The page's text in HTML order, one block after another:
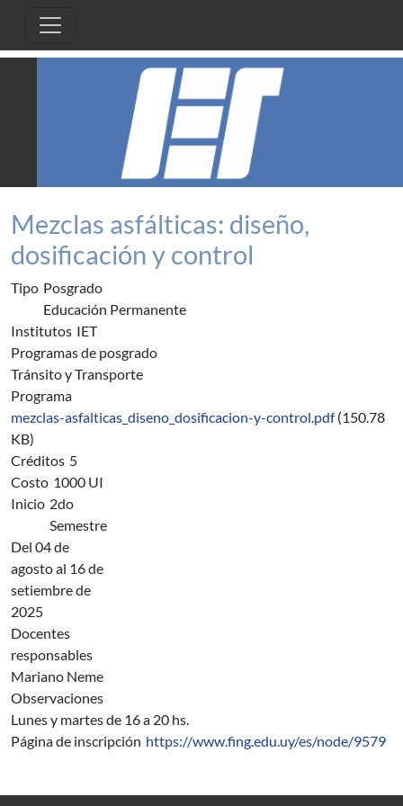
Mezclas asfálticas: diseño,
dosificación y control
Tipo Posgrado
Educación Permanente
Institutos IET
Programas de posgrado
Tránsito y Transporte
Programa
mezclas-asfalticas_diseno_dosificacion-y-control.pdf (150.78
KB)
Créditos 5
Costo 1000 UI
Inicio 2do
Semestre
Del 04 de
agosto al 16 de
setiembre de
2025
Docentes
responsables
Mariano Neme
Observaciones
Lunes y martes de 16 a 20 hs.
Página de inscripción https://www.fing.edu.uy/es/node/9579